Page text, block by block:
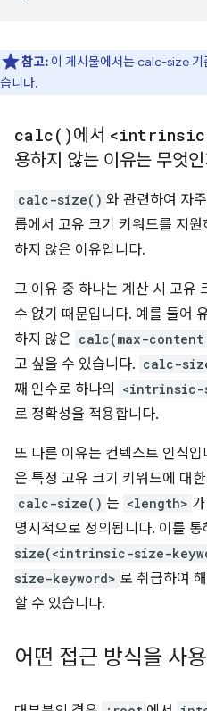
참고: 이 게시물에서는 calc-size 기
습니다.
calc( )에서
용하지 않는 이유는 무엇
calc-size() 와 관련하여 자
룹에서 고유 크기 키워드를 지원
하지 않은 이유입니다.
그 이유 중 하나는 계산 시 고유
수 없기 때문입니다. 예를 들어
하지 않은 calc(max-
고 싶을 수 있습니다. calc-
째 인수로 하나의
<intrinsic-
로 정확성을 적용합니다.
또 다른 이유는 컨텍스트 인식
은 특정 고유 크기 키워드에 대
calc-size() 는 <length>
명시적으로 정의됩니다. 이를
size(<intrinsic-size-
size-keyword> 로 취급하여
할 수 있습니다.
어떤 접근 방식을 사